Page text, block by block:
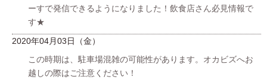
ーすで発信できるようになりました！飲食店さん必見情報で
す★
2020年04月03日（金）
この時期は、駐車場混雑の可能性があります。オカビズへお
越しの際はご注意ください！